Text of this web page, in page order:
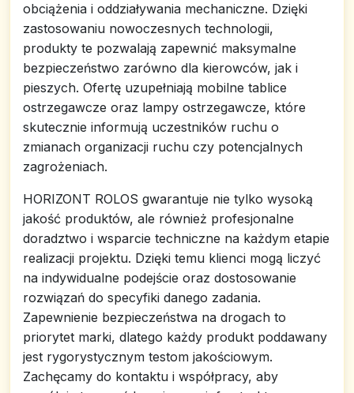
obciążenia i oddziaływania mechaniczne. Dzięki
zastosowaniu nowoczesnych technologii,
produkty te pozwalają zapewnić maksymalne
bezpieczeństwo zarówno dla kierowców, jak i
pieszych. Ofertę uzupełniają mobilne tablice
ostrzegawcze oraz lampy ostrzegawcze, które
skutecznie informują uczestników ruchu o
zmianach organizacji ruchu czy potencjalnych
zagrożeniach.
HORIZONT ROLOS gwarantuje nie tylko wysoką
jakość produktów, ale również profesjonalne
doradztwo i wsparcie techniczne na każdym etapie
realizacji projektu. Dzięki temu klienci mogą liczyć
na indywidualne podejście oraz dostosowanie
rozwiązań do specyfiki danego zadania.
Zapewnienie bezpieczeństwa na drogach to
priorytet marki, dlatego każdy produkt poddawany
jest rygorystycznym testom jakościowym.
Zachęcamy do kontaktu i współpracy, aby